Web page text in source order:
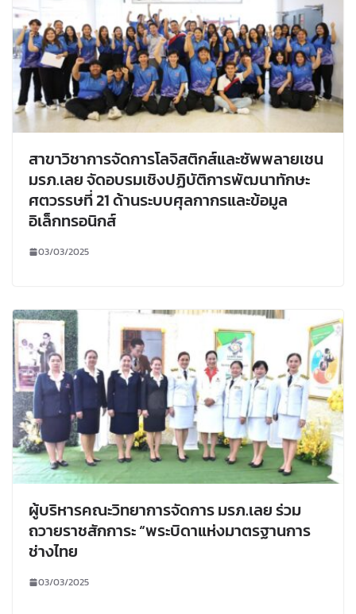
สาขาวิชาการจัดการโลจิสติกส์และซัพพลายเชน
มรภ.เลย จัดอบรมเชิงปฏิบัติการพัฒนาทักษะ
ศตวรรษที่ 21 ด้านระบบศุลกากรและข้อมูล
อิเล็กทรอนิกส์
03/03/2025
ผู้บริหารคณะวิทยาการจัดการ มรภ.เลย ร่วม
ถวายราชสักการะ “พระบิดาแห่งมาตรฐานการ
ช่างไทย
03/03/2025